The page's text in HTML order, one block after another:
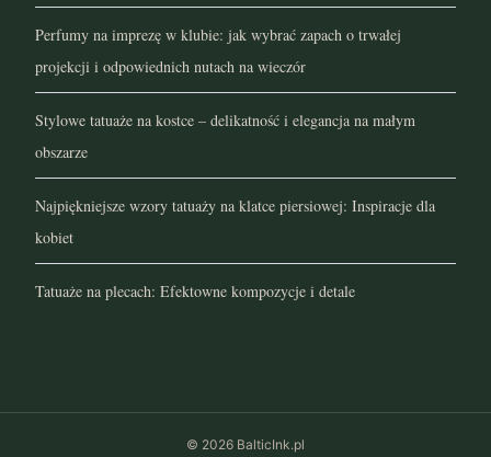
marzec 2021
luty 2021
styczeń 2021
grudzień 2020
październik 2020
sierpień 2020
Perfumy na imprezę w klubie: jak wybrać zapach o trwałej
projekcji i odpowiednich nutach na wieczór
Stylowe tatuaże na kostce – delikatność i elegancja na małym
obszarze
Najpiękniejsze wzory tatuaży na klatce piersiowej: Inspiracje dla
kobiet
Tatuaże na plecach: Efektowne kompozycje i detale
© 2026 BalticInk.pl